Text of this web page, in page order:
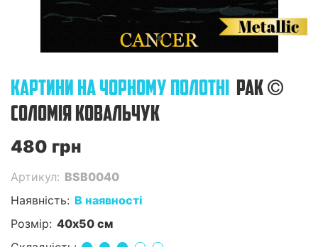
КАРТИНИ НА ЧОРНОМУ ПОЛОТНІ РАК ©
СОЛОМІЯ КОВАЛЬЧУК
480 грн
Артикул: BSB0040
Наявність: В наявності
Розмір: 40x50 см